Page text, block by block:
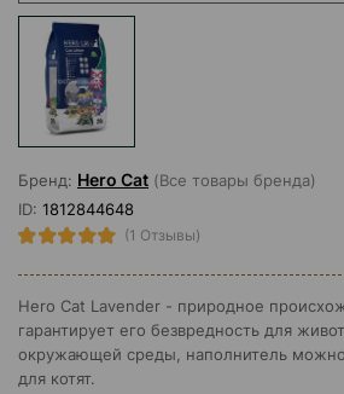
Бренд: Hero Cat (Все товары бренда)
ID: 1812844648
(1 Отзывы)
Hero Cat Lavender - природное
гарантирует его безвредность для
окружающей среды, наполнитель можно
для котят.